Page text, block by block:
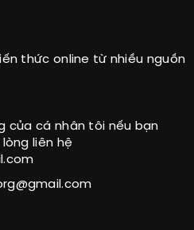
thức online từ nhiều nguồn
của cá nhân tôi nếu bạn
liên hệ